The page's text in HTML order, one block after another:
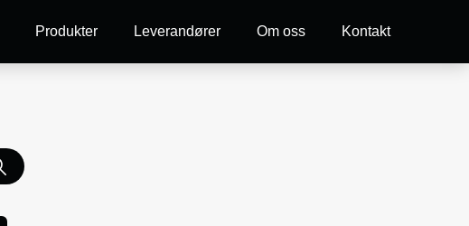
Produkter Leverandører Om oss Kontakt